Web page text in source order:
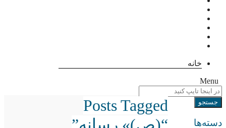
خانه
Menu
دسته‌ها
Posts Tagged